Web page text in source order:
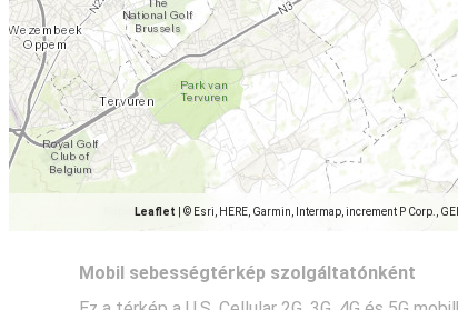
Leaflet © Esri, HERE, Garmin, Intermap, increment P Corp.,
Mobil sebességtérkép szolgáltatónként